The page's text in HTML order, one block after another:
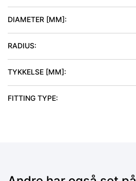
DIAMETER [MM]:
RADIUS:
TYKKELSE [MM]:
FITTING TYPE: